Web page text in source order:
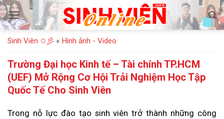
Bỏ
qua
nội
dung
Sinh Viên ✩彡 » Hình ảnh - Video
Trường Đại học Kinh tế – Tài chính TP.HCM
(UEF) Mở Rộng Cơ Hội Trải Nghiệm Học Tập
Quốc Tế Cho Sinh Viên
Trong nỗ lực đào tạo sinh viên trở thành những công